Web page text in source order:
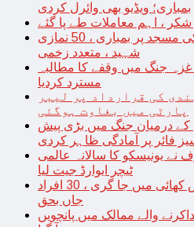
بمباری؛ ویڈیو بھی وائرل کردی
شکر ، اہم معاملات طے پا گئے
غزہ ، قاتل اسرائیلی فوج کی مسجد پر بمباری ، 50 نمازی
شہید ، متعدد زخمی
جنگ میں وقفے کا مطالبہ
مسترد کردیا
کی قرارداد پر لیبر
پارٹی میں بغاوت ہوگئی
کے درمیان جنگ میں بڑی پیش
فائر پر آمادگی ظاہر کردی
نے یونیسکو کا سالانہ عالمی
ٹیچر ایوارڈ جیت لیا
مقبوضہ کشمیر ، مسافر بس کھائی میں جا گری ، 30 افراد
جاں بحق
والے ممالک میں پانچویں